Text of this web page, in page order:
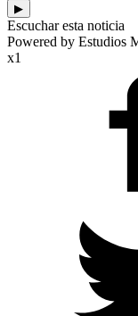
▶
Escuchar esta noticia
Powered by Estudios
x1